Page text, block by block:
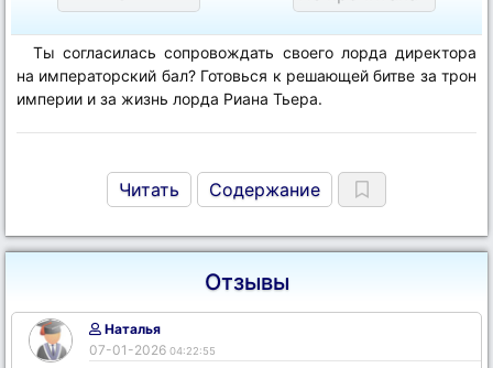
Ты согласилась сопровождать своего лорда директора
на императорский бал? Готовься к решающей битве за трон
империи и за жизнь лорда Риана Тьера.
Читать Содержание
Отзывы
Наталья
07-01-2026 04:22:55